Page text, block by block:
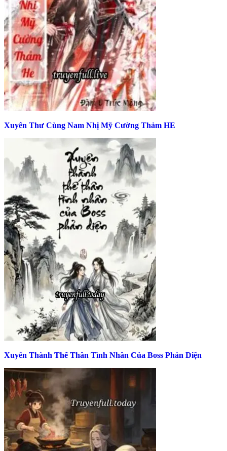
Xuyên Thư Cùng Nam Nhị Mỹ Cường Thảm HE
Xuyên Thành Thế Thân Tình Nhân Của Boss Phản Diện